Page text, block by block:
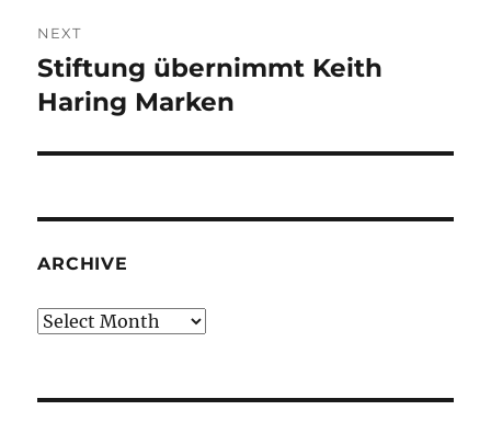
NEXT
Next
post:
Stiftung übernimmt Keith
Haring Marken
ARCHIVE
Archive